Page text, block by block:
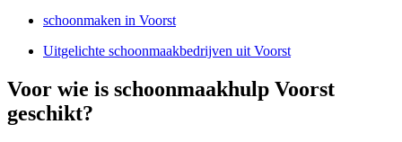
schoonmaken in Voorst
Uitgelichte schoonmaakbedrijven uit Voorst
Voor wie is schoonmaakhulp Voorst
geschikt?